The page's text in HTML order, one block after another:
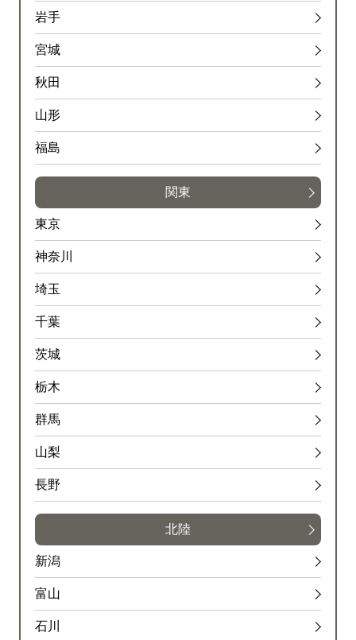
中央環状線(新宿・品川)<外回>
通行止・規制の情報はありません。
6号三郷線<上/小菅>
通行止・規制の情報はありません。
6号三郷線<下/三郷>
通行止・規制の情報はありません。
高速川口線<上/江北>
川口料金所付近→安行付近
内容
１車線規制
原因
工事
規制
足立入谷付近→加賀付近
内容
１車線規制
工事
岩手
宮城
秋田
山形
福島
関東
東京
神奈川
埼玉
千葉
茨城
栃木
群馬
山梨
長野
北陸
新潟
富山
石川